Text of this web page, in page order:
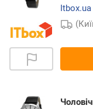
Itbox.ua